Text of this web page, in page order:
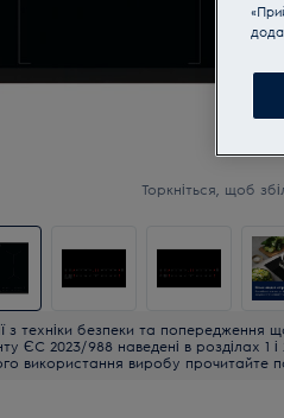
Торкніться, щоб
з техніки безпеки та попередження
ЄС 2023/988 наведені в розділах 1
використання виробу прочитайте